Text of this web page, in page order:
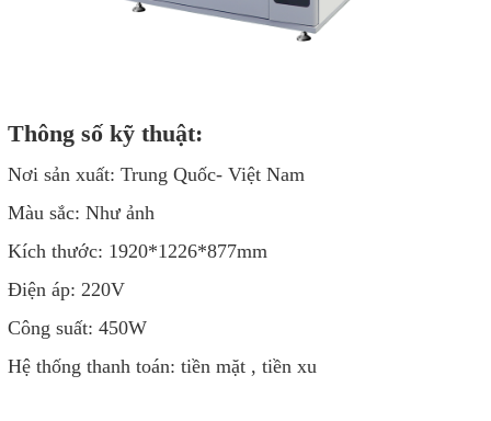
Thông số kỹ thuật:
Nơi sản xuất: Trung Quốc- Việt Nam
Màu sắc: Như ảnh
Kích thước: 1920*1226*877mm
Điện áp: 220V
Công suất: 450W
Hệ thống thanh toán: tiền mặt , tiền xu